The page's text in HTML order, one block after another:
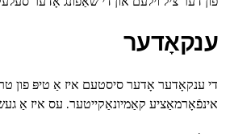
ענקאָדער
די ענקאָדער אָדער סיסטעם איז אַ טיפּ פון
אינפֿאָרמאַציע קאַמיונאַקייטער. עס איז אַ